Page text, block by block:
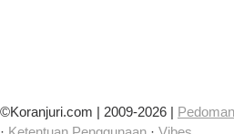
©Koranjuri.com | 2009-2026 |